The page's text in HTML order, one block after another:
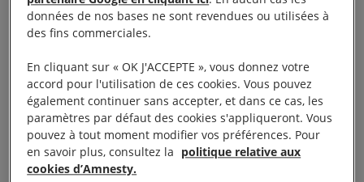
Le mercredi 17 janvier 2018 à 20h30. Entrée : 4€
En Birmanie, le « Vénérable W. » est un moine
bouddhiste très influent. Partir à sa rencontre, c’est
se retrouver au cœur du racisme quotidien, et
observer comment l’islamophobie et le discours
haineux se transforment en violence et en
données de nos bases ne sont revendues ou utilisées à
des fins commerciales.
En cliquant sur « OK J'ACCEPTE », vous donnez votre
accord pour l'utilisation de ces cookies. Vous pouvez
également continuer sans accepter, et dans ce cas, les
paramètres par défaut des cookies s'appliqueront. Vous
pouvez à tout moment modifier vos préférences. Pour
en savoir plus, consultez la politique relative aux
cookies d’Amnesty.